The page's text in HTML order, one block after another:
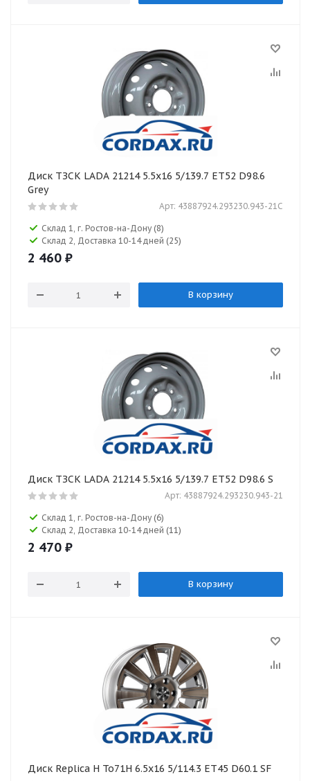
Диск ТЗСК LADA 21214 5.5x16 5/139.7 ET52 D98.6
Grey
Арт: 43887924.293230.943-21C
Склад 1, г. Ростов-на-Дону (8)
Склад 2, Доставка 10-14 дней (25)
2 460 ₽
В корзину
Диск ТЗСК LADA 21214 5.5x16 5/139.7 ET52 D98.6 S
Арт: 43887924.293230.943-21
Склад 1, г. Ростов-на-Дону (6)
Склад 2, Доставка 10-14 дней (11)
2 470 ₽
В корзину
Диск Replica H To71H 6.5x16 5/114.3 ET45 D60.1 SF